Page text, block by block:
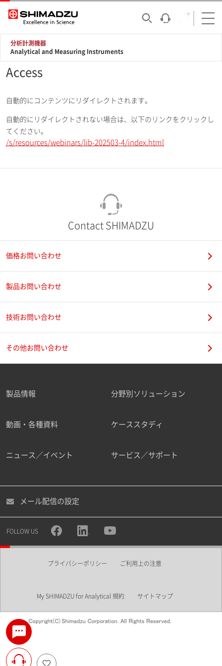
分析計測機器
Analytical and Measuring Instruments
Access
自動的にコンテンツにリダイレクトされます。
自動的にリダイレクトされない場合は、以下のリンクをクリックし
てください。
/s/resources/webinars/lib-202503-4/index.html
Contact SHIMADZU
価格お問い合わせ
製品お問い合わせ
技術お問い合わせ
その他お問い合わせ
製品情報 分野別ソリューション
動画・各種資料 ケーススタディ
ニュース／イベント サービス／サポート
メール配信の設定
FOLLOW US
プライバシーポリシー ご利用上の注意
My SHIMADZU for Analytical 規約 サイトマップ